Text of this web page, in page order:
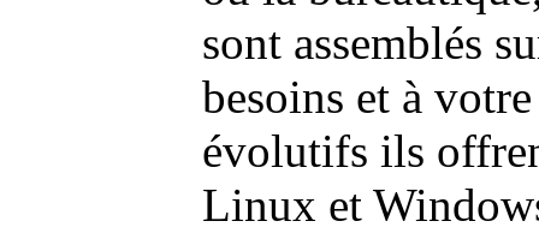
sont assemblés
besoins et à
évolutifs ils
Linux et